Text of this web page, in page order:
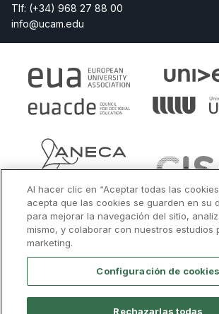
Tlf: (+34) 968 27 88 00
info@ucam.edu
Al hacer clic en “Aceptar todas las
acepta que las cookies se guarden en su
para mejorar la navegación del sitio,
mismo, y colaborar con nuestros estudios
marketing.
Configuración de cookies
Rechazarlas todas